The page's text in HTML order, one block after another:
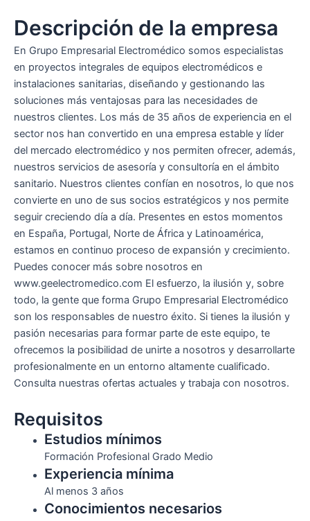
Descripción de la empresa
En Grupo Empresarial Electromédico somos especialistas
en proyectos integrales de equipos electromédicos e
instalaciones sanitarias, diseñando y gestionando las
soluciones más ventajosas para las necesidades de
nuestros clientes. Los más de 35 años de experiencia en el
sector nos han convertido en una empresa estable y líder
del mercado electromédico y nos permiten ofrecer, además,
nuestros servicios de asesoría y consultoría en el ámbito
sanitario. Nuestros clientes confían en nosotros, lo que nos
convierte en uno de sus socios estratégicos y nos permite
seguir creciendo día a día. Presentes en estos momentos
en España, Portugal, Norte de África y Latinoamérica,
estamos en continuo proceso de expansión y crecimiento.
Puedes conocer más sobre nosotros en
www.geelectromedico.com El esfuerzo, la ilusión y, sobre
todo, la gente que forma Grupo Empresarial Electromédico
son los responsables de nuestro éxito. Si tienes la ilusión y
pasión necesarias para formar parte de este equipo, te
ofrecemos la posibilidad de unirte a nosotros y desarrollarte
profesionalmente en un entorno altamente cualificado.
Consulta nuestras ofertas actuales y trabaja con nosotros.
Requisitos
Estudios mínimos
Formación Profesional Grado Medio
Experiencia mínima
Al menos 3 años
Conocimientos necesarios